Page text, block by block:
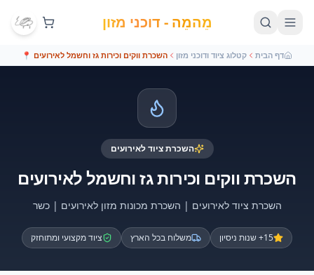
מֵהמֵה - דוכני מזון
דף הבית קטלוג ציוד ודוכני מזון השכרת ווקים וכירות גז וחשמל לאירועים 📍
השכרת ציוד לאירועים
השכרת ווקים וכירות גז וחשמל לאירועים
השכרת ציוד לאירועים | השכרת מכונות מזון לאירועים | כשר
15+ שנות ניסיון משלוח בכל הארץ ציוד מקצועי ומתוחזק